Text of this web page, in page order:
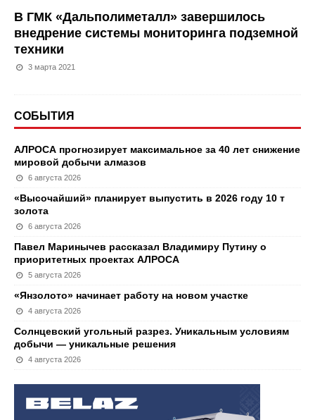
В ГМК «Дальполиметалл» завершилось
внедрение системы мониторинга подземной
техники
3 марта 2021
СОБЫТИЯ
АЛРОСА прогнозирует максимальное за 40 лет снижение
мировой добычи алмазов
6 августа 2026
«Высочайший» планирует выпустить в 2026 году 10 т
золота
6 августа 2026
Павел Маринычев рассказал Владимиру Путину о
приоритетных проектах АЛРОСА
5 августа 2026
«Янзолото» начинает работу на новом участке
4 августа 2026
Солнцевский угольный разрез. Уникальным условиям
добычи — уникальные решения
4 августа 2026